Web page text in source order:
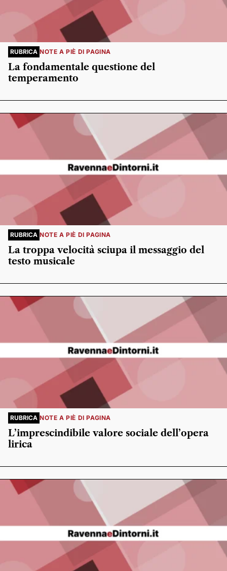
RUBRICA NOTE A PIÈ DI PAGINA
La fondamentale questione del
temperamento
RUBRICA NOTE A PIÈ DI PAGINA
La troppa velocità sciupa il messaggio del
testo musicale
RUBRICA NOTE A PIÈ DI PAGINA
L’imprescindibile valore sociale dell’opera
lirica